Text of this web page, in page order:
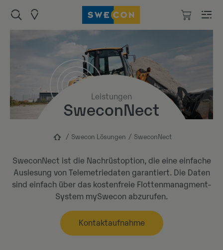
Leistungen
SweconNect
Swecon Lösungen SweconNect
SweconNect ist dieNachrüstoption, dieeine einfache
Auslesung von Telemetriedaten garantiert. DieDaten
sind einfach über das kostenfreie Flottenmanagment-
System mySwecon abzurufen.
Kontaktaufnahme